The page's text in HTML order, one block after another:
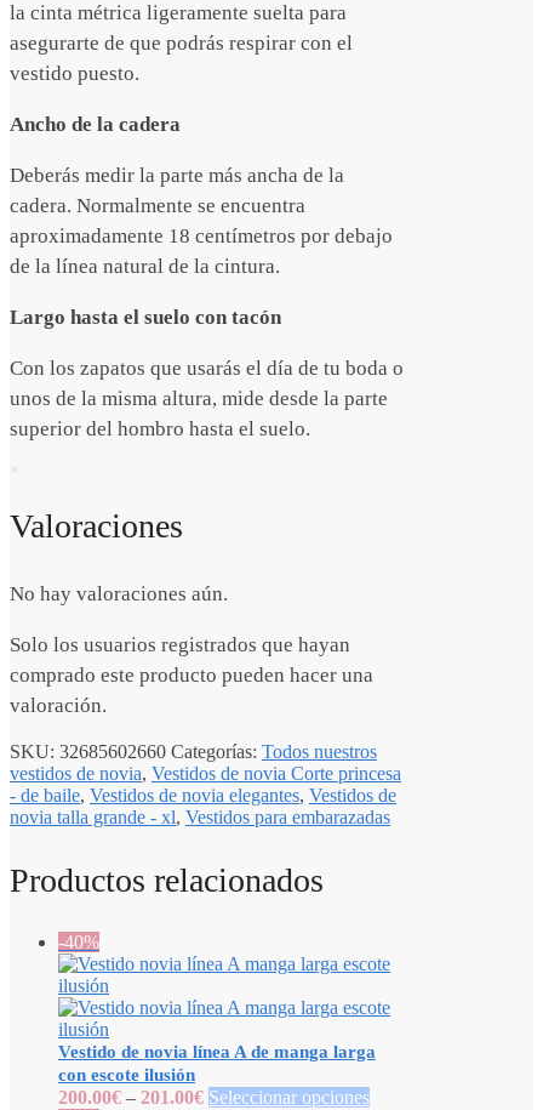
la cinta métrica ligeramente suelta para
asegurarte de que podrás respirar con el
vestido puesto.
Ancho de la cadera
Deberás medir la parte más ancha de la
cadera. Normalmente se encuentra
aproximadamente 18 centímetros por debajo
de la línea natural de la cintura.
Largo hasta el suelo con tacón
Con los zapatos que usarás el día de tu boda o
unos de la misma altura, mide desde la parte
superior del hombro hasta el suelo.
Valoraciones
No hay valoraciones aún.
Solo los usuarios registrados que hayan
comprado este producto pueden hacer una
valoración.
SKU: 32685602660 Categorías: Todos nuestros
vestidos de novia, Vestidos de novia Corte princesa
- de baile, Vestidos de novia elegantes, Vestidos de
novia talla grande - xl, Vestidos para embarazadas
Productos relacionados
-40%
Vestido de novia línea A de manga larga
con escote ilusión
200.00€ – 201.00€ Seleccionar opciones